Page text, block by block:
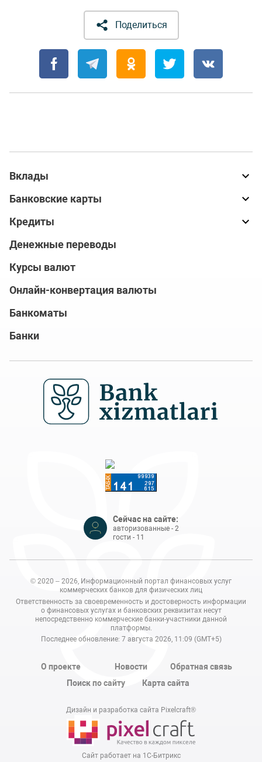
Поделиться
Вклады
Банковские карты
Кредиты
Денежные переводы
Курсы валют
Онлайн-конвертация валюты
Банкоматы
Банки
Сейчас на сайте:
авторизованные - 2
гости - 11
© 2020 – 2026, Информационный портал финансовых услуг
коммерческих банков для физических лиц
Ответственность за своевременность и достоверность информации
о финансовых услугах и банковских реквизитах несут
непосредственно коммерческие банки-участники данной
платформы.
Последнее обновление: 7 августа 2026, 11:09 (GMT+5)
О проекте Новости
Обратная связь
Поиск по сайту
Карта сайта
Дизайн и разработка сайта Pixelcraft®
Сайт работает на 1C-Битрикс